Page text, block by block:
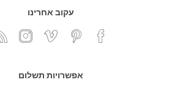
עקוב אחרינו
אפשרויות תשלום